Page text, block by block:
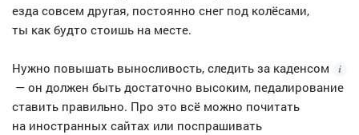
езда совсем другая, постоянно снег под колёсами,
ты как будто стоишь на месте.
Нужно повышать выносливость, следить за каденсом
— он должен быть достаточно высоким, педалирование
ставить правильно. Про это всё можно почитать
на иностранных сайтах или поспрашивать